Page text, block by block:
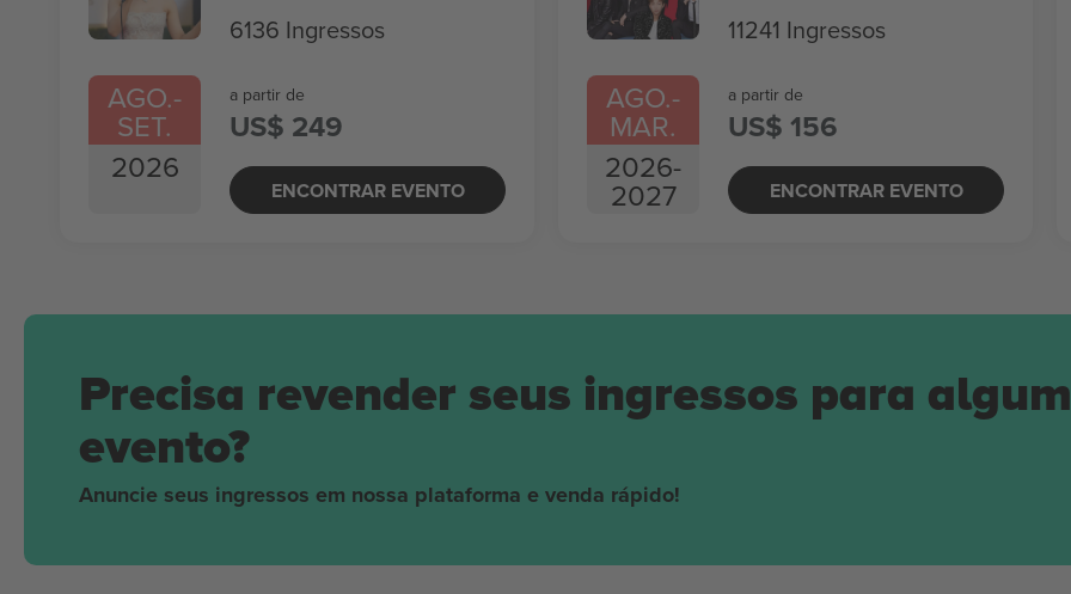
AGO.-
SET.
2026
6136 Ingressos
a partir de
US$ 249
ENCONTRAR EVENTO
AGO.-
MAR.
2026-
2027
11241 Ingressos
a partir de
US$ 156
ENCONTRAR EVENTO
Precisa revender seus ingressos para algum
evento?
Anuncie seus ingressos em nossa plataforma e venda rápido!